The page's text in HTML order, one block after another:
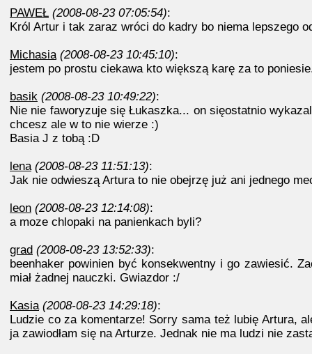
PAWEŁ (2008-08-23 07:05:54):
Król Artur i tak zaraz wróci do kadry bo niema lepszego
Michasia (2008-08-23 10:45:10):
jestem po prostu ciekawa kto większą karę za to
basik (2008-08-23 10:49:22):
Nie nie faworyzuje się Łukaszka... on sięostatnio
chcesz ale w to nie wierze :)
Basia J z tobą :D
lena (2008-08-23 11:51:13):
Jak nie odwieszą Artura to nie obejrzę już ani jednego
leon (2008-08-23 12:14:08):
a moze chlopaki na panienkach byli?
grad (2008-08-23 13:52:33):
beenhaker powinien być konsekwentny i go zawiesić.
miał żadnej nauczki. Gwiazdor :/
Kasia (2008-08-23 14:29:18):
Ludzie co za komentarze! Sorry sama też lubię Artura,
ja zawiodłam się na Arturze. Jednak nie ma ludzi nie